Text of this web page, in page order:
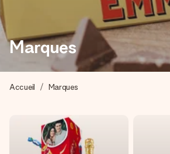
4,8 (sur la base de +15 000
Nos cadeaux sont appréciés. Les
une note de 4,8 sur Google Reviews
pays où nous sommes présents).
Créez quelque chose d’unique en
son prénom, votre photo ou un
Sans complications, juste tout l’amour
Marques
Accueil Marques